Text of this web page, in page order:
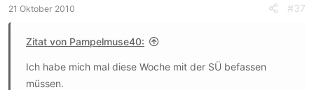
21 Oktober 2010 #37
Zitat von Pampelmuse40:
Ich habe mich mal diese Woche mit der SÜ befassen
müssen.